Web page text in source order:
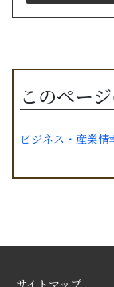
このペー
ビジネス・産業情
サイトマップ